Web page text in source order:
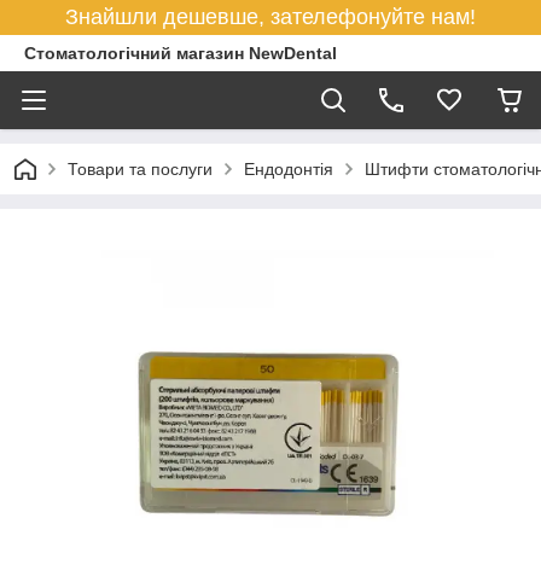
Знайшли дешевше, зателефонуйте нам!
Стоматологічний магазин NewDental
Товари та послуги Ендодонтія Штифти